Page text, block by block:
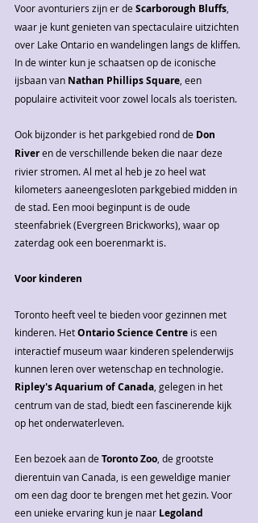
Voor avonturiers zijn er de Scarborough Bluffs
waar je kunt genieten van spectaculaire uitzichten
over Lake Ontario en wandelingen langs de kliffen.
In de winter kun je schaatsen op de iconische
ijsbaan van Nathan Phillips Square , een
populaire activiteit voor zowel locals als toeristen.
Ook bijzonder is het parkgebied rond de Don
River en de verschillende beken die naar deze
rivier stromen. Al met al heb je zo heel wat
kilometers aaneengesloten parkgebied midden in
de stad. Een mooi beginpunt is de oude
steenfabriek (Evergreen Brickworks), waar op
zaterdag ook een boerenmarkt is.
Voor kinderen
Toronto heeft veel te bieden voor gezinnen met
kinderen. Het Ontario Science Centre is een
interactief museum waar kinderen spelenderwijs
kunnen leren over wetenschap en technologie.
Ripley's Aquarium of Canada , gelegen in het
centrum van de stad, biedt een fascinerende kijk
op het onderwaterleven.
Een bezoek aan de Toronto Zoo , de grootste
dierentuin van Canada, is een geweldige manier
om een dag door te brengen met het gezin. Voor
een unieke ervaring kun je naar Legoland